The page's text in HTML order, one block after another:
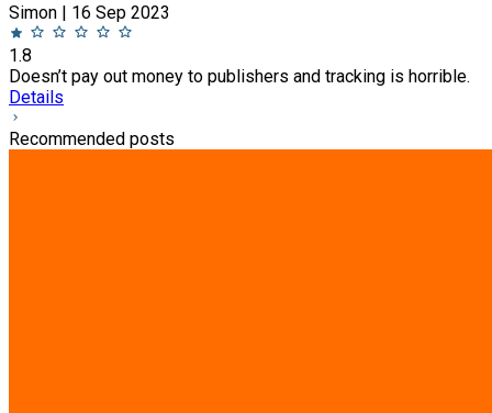
Simon | 16 Sep 2023
1.8
Doesn’t pay out money to publishers and tracking is horrible.
Details
Recommended posts